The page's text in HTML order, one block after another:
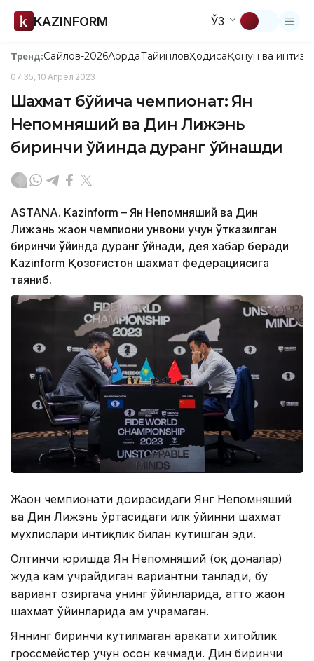
KAZINFORM ЎЗ
Тренд:Сайлов-2026АқордаТайинловҲодисаҚонун ва
07:35, 10 Апрел 2023
Шахмат бўйича чемпионат: Ян
Непомняший ва Дин Лижэнь
биринчи ўйинда дуранг ўйнашди
ASTANA. Kazinform – Ян Непомняший ва Дин
Лижэнь жаҳон чемпиони унвони учун ўтказилган
биринчи ўйинда дуранг ўйнади, дея хабар беради
Kazinform Қозоғистон шахмат федерациясига
таяниб.
Жаҳон чемпионати доирасидаги Янг Непомняший
ва Дин Лижэнь ўртасидаги илк ўйинни шахмат
мухлислари интиқлик билан кутишган эди.
Олтинчи юришда Ян Непомняший (оқ доналар)
жуда кам учрайдиган вариантни танлади, бу
вариант ҳозиргача унинг ўйинларида, ҳатто жаҳон
шахмат ўйинларида ҳам учрамаган.
Яннинг биринчи кутилмаган ҳаракати хитойлик
гроссмейстер учун осон кечмади. Дин биринчи